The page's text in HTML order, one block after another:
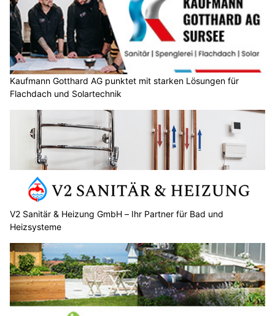
Kaufmann Gotthard AG punktet mit starken Lösungen für
Flachdach und Solartechnik
V2 Sanitär & Heizung GmbH – Ihr Partner für Bad und
Heizsysteme